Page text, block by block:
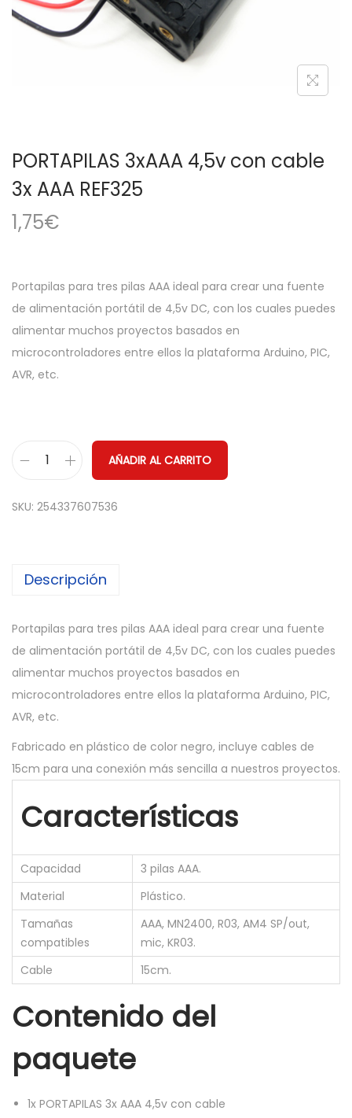
a
c
i
d
o
PORTAPILAS 3xAAA 4,5v con cable
3x AAA REF325
1,75€
Portapilas para tres pilas AAA ideal para crear una fuente
de alimentación portátil de 4,5v DC, con los cuales puedes
alimentar muchos proyectos basados en
microcontroladores entre ellos la plataforma Arduino, PIC,
AVR, etc.
R
P
L
A
S
3
x
A
,
v
o
n
c
a
l
3
A
AÑADIR AL CARRITO
SKU: 254337607536
Descripción
Portapilas para tres pilas AAA ideal para crear una fuente
de alimentación portátil de 4,5v DC, con los cuales puedes
alimentar muchos proyectos basados en
microcontroladores entre ellos la plataforma Arduino, PIC,
AVR, etc.
Fabricado en plástico de color negro, incluye cables de
15cm para una conexión más sencilla a nuestros proyectos.
Características
Capacidad
3 pilas AAA.
Material
Plástico.
Tamañas
compatibles
AAA, MN2400, R03, AM4 SP/out,
mic, KR03.
Cable
15cm.
Contenido del
paquete
1x PORTAPILAS 3x AAA 4,5v con cable